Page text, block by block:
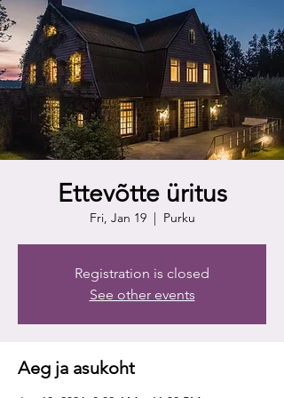
Ettevõtte üritus
Fri, Jan 19
  |
Purku
Registration is closed
See other events
Aeg ja asukoht